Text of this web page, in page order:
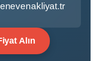
Alın